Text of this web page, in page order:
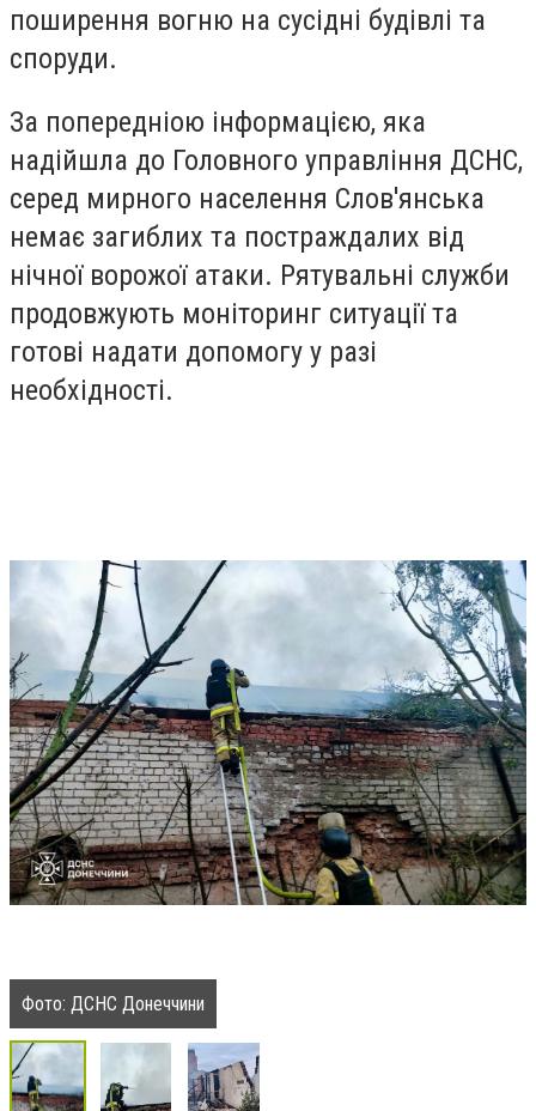
поширення вогню на сусідні будівлі та
споруди.
За попередніою інформацією, яка
надійшла до Головного управління ДСНС,
серед мирного населення Слов'янська
немає загиблих та постраждалих від
нічної ворожої атаки. Рятувальні служби
продовжують моніторинг ситуації та
готові надати допомогу у разі
необхідності.
Фото: ДСНС Донеччини